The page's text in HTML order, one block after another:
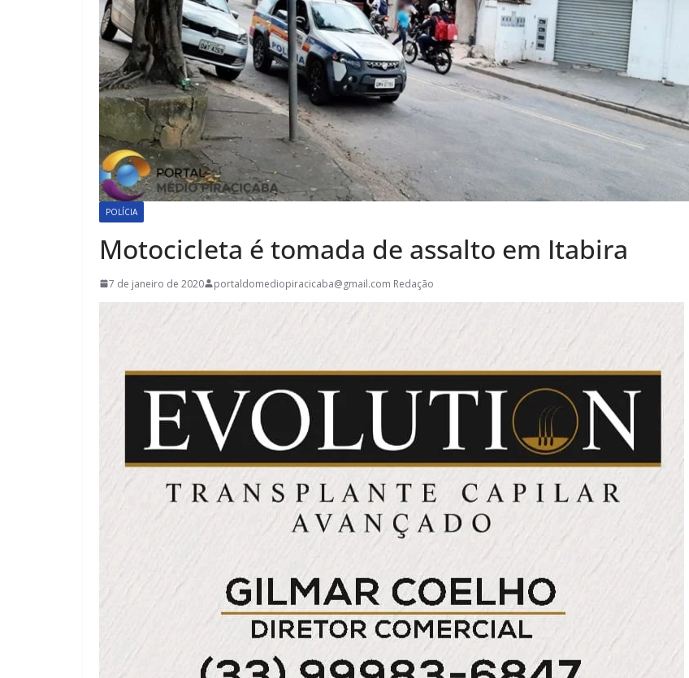
POLÍCIA
Motocicleta é tomada de assalto em Itabira
7 de janeiro de 2020 portaldomediopiracicaba@gmail.com Redação